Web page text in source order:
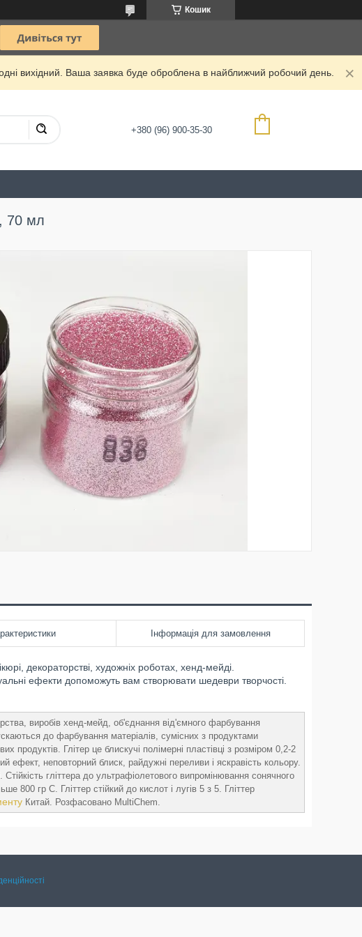
Кошик
вихідний. Ваша заявка буде оброблена в найближчий робочий день.
+380 (96) 900-35-30
70 мл
Інформація для замовлення
декораторстві, художніх роботах, хенд-мейді.
ефекти допоможуть вам створювати шедеври творчості.
виробів хенд-мейд, об'єднання від'ємного фарбування
до фарбування матеріалів, сумісних з продуктами
Глітер це блискучі полімерні пластівці з розміром 0,2-2
ефект, неповторний блиск, райдужні переливи і яскравість кольору.
гліттера до ультрафіолетового випромінювання сонячного
800 гр С. Гліттер стійкий до кислот і лугів 5 з 5. Гліттер
Китай. Розфасовано MultiChem.